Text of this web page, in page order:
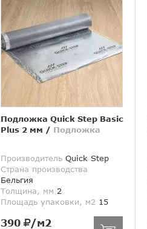
Подложка Quick Step Basic
Plus 2 мм / Подложка
Производитель Quick Step
Страна производства
Бельгия
Толщина, мм 2
Площадь упаковки, м2 15
390 /м2